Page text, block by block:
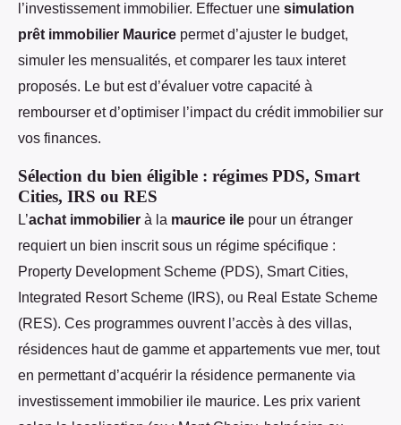
l’investissement immobilier. Effectuer une simulation
prêt immobilier Maurice permet d’ajuster le budget,
simuler les mensualités, et comparer les taux interet
proposés. Le but est d’évaluer votre capacité à
rembourser et d’optimiser l’impact du crédit immobilier sur
vos finances.
Sélection du bien éligible : régimes PDS, Smart
Cities, IRS ou RES
L’achat immobilier à la maurice ile pour un étranger
requiert un bien inscrit sous un régime spécifique :
Property Development Scheme (PDS), Smart Cities,
Integrated Resort Scheme (IRS), ou Real Estate Scheme
(RES). Ces programmes ouvrent l’accès à des villas,
résidences haut de gamme et appartements vue mer, tout
en permettant d’acquérir la résidence permanente via
investissement immobilier ile maurice. Les prix varient